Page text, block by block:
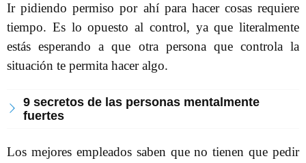
Ir pidiendo permiso por ahí para hacer cosas requiere
tiempo. Es lo opuesto al control, ya que literalmente
estás esperando a que otra persona que controla la
situación te permita hacer algo.
9 secretos de las personas mentalmente
fuertes
Los mejores empleados saben que no tienen que pedir